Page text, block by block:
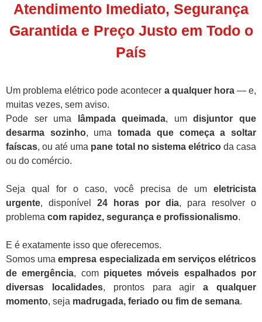
Atendimento Imediato, Segurança
Garantida e Preço Justo em Todo o
País
Um problema elétrico pode acontecer a qualquer hora— e,
muitas vezes, sem aviso.
Pode ser uma
lâmpada queimada, umdisjuntor que
desarma sozinho, umatomada que começa a soltar
faíscas, ou até uma pane total no sistema elétricoda casa
ou do comércio.
Seja qual for o caso, você precisa de um eletricista
urgente, disponível 24 horas por dia, para resolver o
problema com rapidez, segurança e profissionalismo.
E é exatamente isso que oferecemos.
Somos umaempresa especializada em serviços elétricos
de emergência, com piquetes móveis espalhados por
diversas localidades, prontos para agira qualquer
momento, seja madrugada, feriado ou fim de semana.